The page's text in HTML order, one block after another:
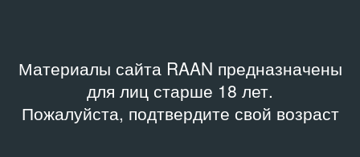
Материалы сайта RAAN предназначены
для лиц старше 18 лет.
Пожалуйста, подтвердите свой возраст